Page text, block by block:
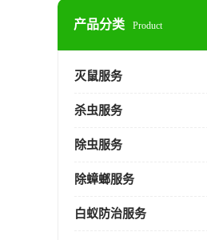
产品分类 Product
灭鼠服务
杀虫服务
除虫服务
除蟑螂服务
白蚁防治服务